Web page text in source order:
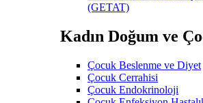
(GETAT)
Kadın Doğum ve
Çocuk Beslenme ve Diyet
Çocuk Cerrahisi
Çocuk Endokrinoloji